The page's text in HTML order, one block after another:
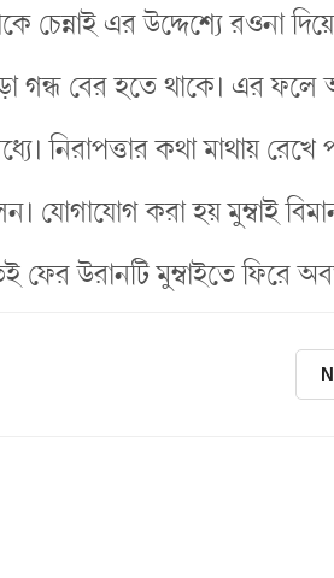
চেন্নাই এর উদ্দেশ্যে রওনা
গন্ধ বের হতে থাকে। এর ফলে
নিরাপত্তার কথা মাথায়
যোগাযোগ করা হয় মুম্বাই
ফের উরানটি মুম্বাইতে ফিরে